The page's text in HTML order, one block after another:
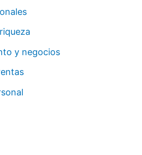
y negocios